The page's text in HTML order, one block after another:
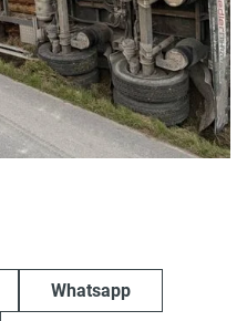
Whatsapp